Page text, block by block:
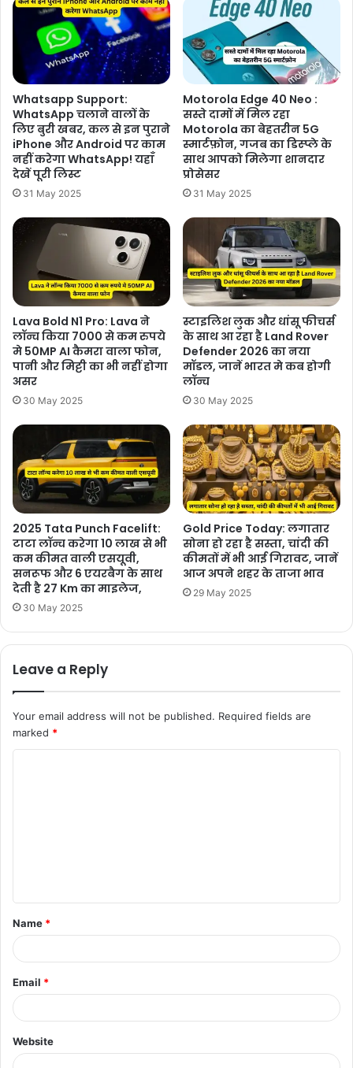
Whatsapp Support:
WhatsApp चलाने वालों के
लिए बुरी खबर, कल से इन पुराने
iPhone और Android पर काम
नहीं करेगा WhatsApp! यहाँ
देखें पूरी लिस्ट
31 May 2025
Motorola Edge 40 Neo :
सस्ते दामों में मिल रहा
Motorola का बेहतरीन 5G
स्मार्टफ़ोन, गजब का डिस्प्ले के
साथ आपको मिलेगा शानदार
प्रोसेसर
31 May 2025
Lava Bold N1 Pro: Lava ने
लॉन्च किया 7000 से कम रुपये
मे 50MP AI कैमरा वाला फोन,
पानी और मिट्टी का भी नहीं होगा
असर
30 May 2025
स्टाइलिश लुक और धांसू फीचर्स
के साथ आ रहा है Land Rover
Defender 2026 का नया
मॉडल, जानें भारत मे कब होगी
लॉन्च
30 May 2025
2025 Tata Punch Facelift:
टाटा लॉन्च करेगा 10 लाख से भी
कम कीमत वाली एसयूवी,
सनरूफ और 6 एयरबैग के साथ
देती है 27 Km का माइलेज,
30 May 2025
Gold Price Today: लगातार
सोना हो रहा है सस्ता, चांदी की
कीमतों में भी आई गिरावट, जानें
आज अपने शहर के ताजा भाव
29 May 2025
Leave a Reply
Your email address will not be published. Required fields are
marked *
t
*
Name *
Email *
Website